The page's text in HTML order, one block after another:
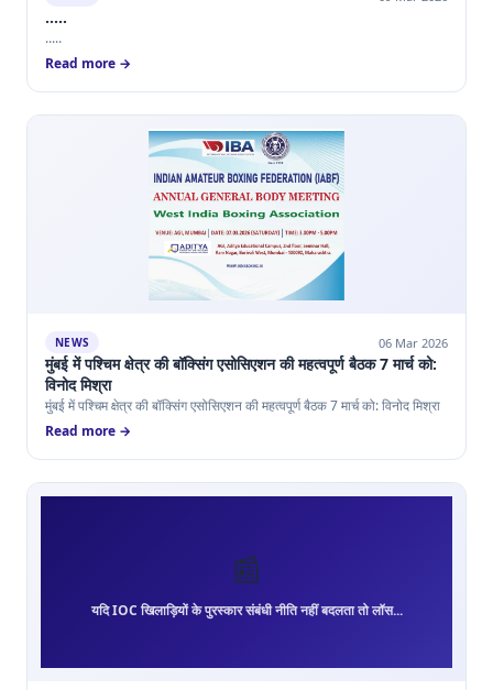
.....
.....
Read more →
NEWS 06 Mar 2026
मुंबई में पश्चिम क्षेत्र की बॉक्सिंग एसोसिएशन की महत्वपूर्ण बैठक 7 मार्च को:
विनोद मिश्रा
मुंबई में पश्चिम क्षेत्र की बॉक्सिंग एसोसिएशन की महत्वपूर्ण बैठक 7 मार्च को: विनोद मिश्रा
Read more →
📰
यदि IOC खिलाड़ियों के पुरस्कार संबंधी नीति नहीं बदलता तो लॉस...